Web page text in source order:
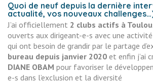
Quoi de neuf depuis la dernière
actualité, vos nouveaux
J’ai officiellement 2 clubs actifs à
ouverts aux dirigeant-e-s avec une
qui ont besoin de grandir par le partage
bureau depuis janvier 2020 et enfin j’ai
DIANE OBAM pour favoriser le
e-s dans l’exclusion et la diversité